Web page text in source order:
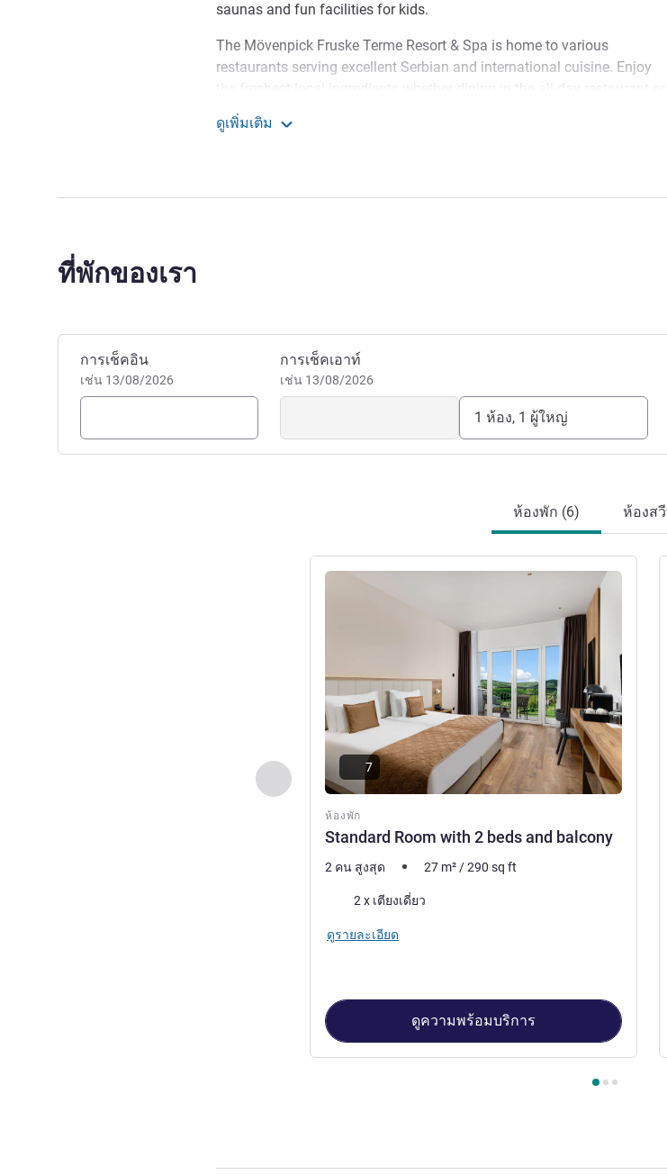
saunas and fun facilities for kids.
The Mövenpick Fruske Terme Resort & Spa is home to various
restaurants serving excellent Serbian and international cuisine. Enjoy
grabbing a bite in the snack bar. All rooms and suites have private
balconies, TVs, Wi-Fi and refreshments. Visiting on business? The
the latest equipment.
ดูเพิ่มเติม
ที่พักของเรา
จองโรงแรมนี้
การเช็คอิน
เช่น 13/08/2026
การเช็คเอาท์
เช่น 13/08/2026
1 ห้อง, 1 ผู้ใหญ่
ห้องพัก (6) ห้องส
ก่อนหน้า - ห้องพัก
ห้องพัก
Standard Room with 2 beds and balcony
ดูรายละเอียด
7
2 คน สูงสุด 27 m² /290 sq ft
เครื่องนอน
2 x เตียงเดี่ยว
ดูรายละเอียด
ดูความพร้อมบริการ